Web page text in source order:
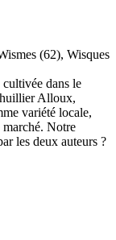
(62), Wisques
dans le
Alloux,
variété locale,
marché. Notre
les deux auteurs ?